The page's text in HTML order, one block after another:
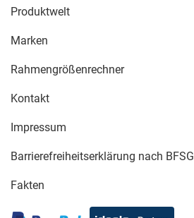
Produktwelt
Marken
Rahmengrößenrechner
Kontakt
Impressum
Barrierefreiheitserklärung nach BFSG
Fakten